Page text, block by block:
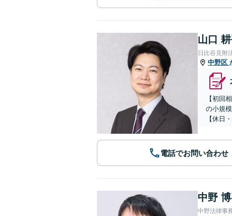
山口
日比谷見附
中野区
【初回
の小規
【休日
電話でお問い合わせ
中野
中野法律事